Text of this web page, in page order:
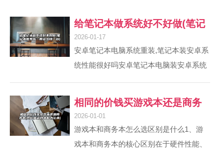
给笔记本做系统好不好做(笔记
2026-01-17
安卓笔记本电脑系统重装,笔记本装安卓系
统性能很好吗安卓笔记本电脑装安卓系统
及系统优化都是针对触屏和移动设备的特
点进行的。将其直接安装在笔记本电脑
上，可能会因为屏幕尺寸、键盘鼠标输入
相同的价钱买游戏本还是商务
2026-01-01
游戏本和商务本怎么选区别是什么1、游
戏本和商务本的核心区别在于硬件性能、